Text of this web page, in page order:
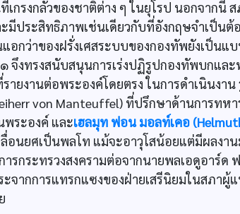
เกรงกลัวของชาติต่าง ๆ ในยุโรป นอกจากนี้
ประสิทธิภาพเช่นเดียวกับที่อังกฤษจำเป็นต้
กว่าของฝรั่งเศสระบบของกองทัพยังเป็นแ
จึงทรงสนับสนุนการเร่งปฏิรูปกองทัพบกและ
งานต่อพระองค์โดยตรง ในการดำเนินงา
von Manteuffel) ที่ปรึกษาด้านการทหา
พระองค์ และเฮลมุท ฟอน มอลท์เคอ
อนยศเป็นพลโท แม้จะอาวุโสน้อยแต่มีผลงา
รกระทรวงสงครามต่อจากนายพลเอดูอาร์ด
จากการแทรกแซงของฝ่ายเสรีนิยมในสภา